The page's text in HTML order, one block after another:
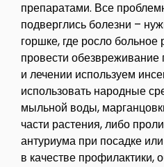
препаратами. Все
подверглись болезни –
горшке, где росло больное
провести
и лечении используем
использовать народные
мыльной воды,
части растения, либо
антуриума при посадке
в качестве профилактики,